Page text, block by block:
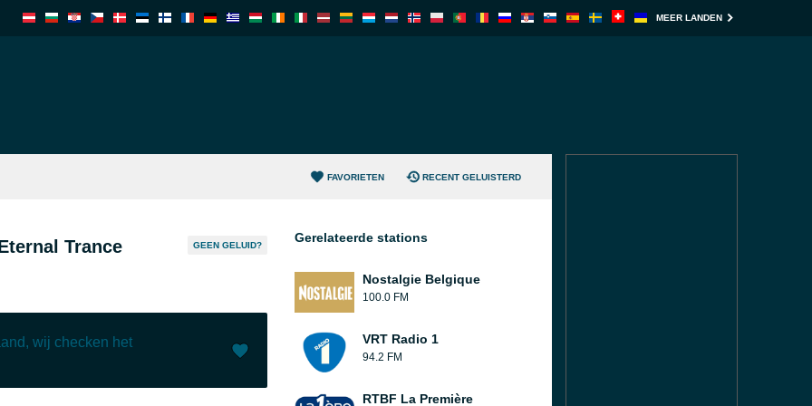
MEER LANDEN
FAVORIETEN RECENT GELUISTERD
Trance GEEN GELUID?
wij checken het
Gerelateerde stations
Nostalgie Belgique
100.0 FM
VRT Radio 1
94.2 FM
RTBF La Première